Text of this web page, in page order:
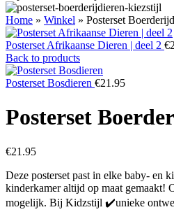
Home » Winkel » Posterset
Posterset Afrikaanse Dieren | deel 2 €
Back to products
Posterset Bosdieren €21.95
Posterset
€21.95
Deze posterset past in elke baby- en
kinderkamer altijd op maat gemaakt!
mogelijk. Bij Kidzstijl ✔️unieke